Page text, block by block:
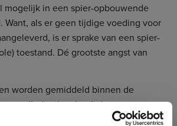
mogelijk in een spier-opbouwende
Want, als er geen tijdige voeding voor
is er sprake van een spier-
toestand. Dé grootste angst van
worden gemiddeld binnen de
volledig door het lichaam
als je tijdens of direct na het trainen